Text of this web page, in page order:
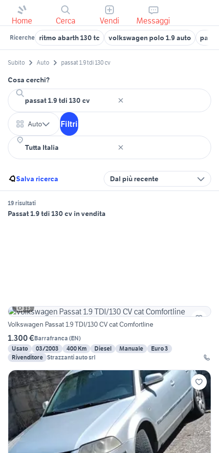
Home Cerca Vendi Messaggi
Ricerche ritmo abarth 130 tc volkswagen polo 1.9 auto
Subito Auto passat 1.9 tdi 130 cv
Cosa cerchi?
Auto Filtri
Salva ricerca Dal più recente
19 risultati
Passat 1.9 tdi 130 cv in vendita
13
Volkswagen Passat 1.9 TDI/130 CV cat Comfortline
1.300 €Barrafranca (EN)
Usato
03/2003 400 Km Diesel Manuale
Euro 3
Rivenditore Strazzanti auto srl